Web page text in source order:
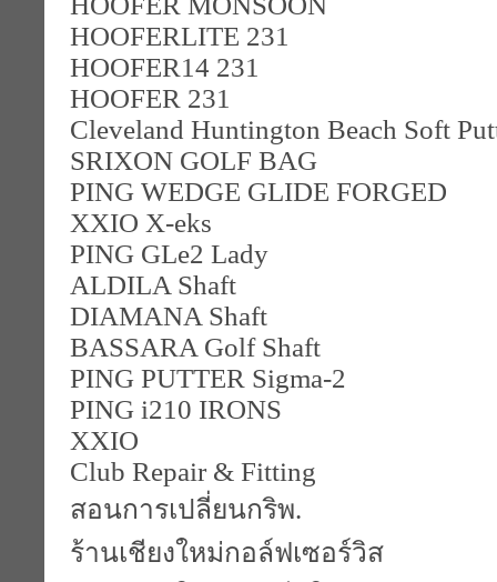
HOOFERLITE 231
HOOFER14 231
HOOFER 231
Cleveland Huntington Beach Soft
SRIXON GOLF BAG
PING WEDGE GLIDE FORGED
XXIO X-eks
PING GLe2 Lady
ALDILA Shaft
DIAMANA Shaft
BASSARA Golf Shaft
PING PUTTER Sigma-2
PING i210 IRONS
XXIO
Club Repair & Fitting
สอนการเปลี่ยนกริพ.
ร้านเชียงใหม่กอล์ฟเซอร์วิส